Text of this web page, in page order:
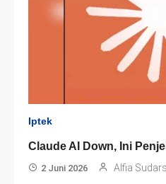
Iptek
Claude AI Down, Ini
2 Juni 2026 Alfia